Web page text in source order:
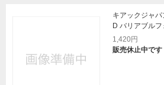
キアックジャ
D バリアブルフ
1,420円
販売休止中です